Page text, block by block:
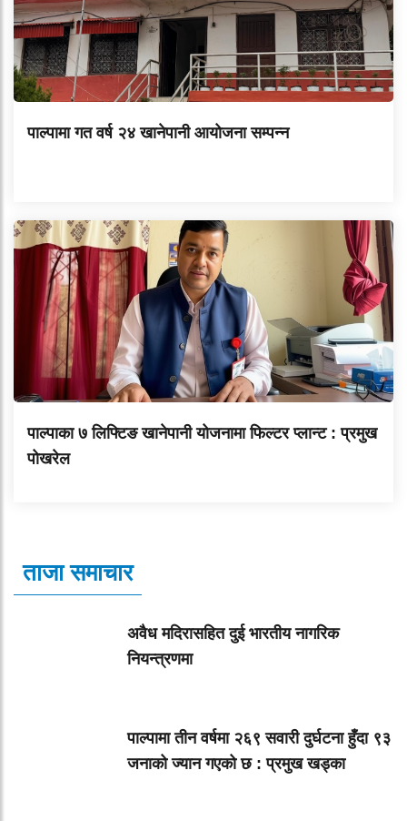
पाल्पामा गत वर्ष २४ खानेपानी आयोजना सम्पन्न
पाल्पाका ७ लिफ्टिङ खानेपानी योजनामा फिल्टर प्लान्ट : प्रमुख
पोखरेल
ताजा समाचार
अवैध मदिरासहित दुई भारतीय नागरिक
नियन्त्रणमा
पाल्पामा तीन वर्षमा २६९ सवारी दुर्घटना हुँदा ९३
जनाको ज्यान गएको छ : प्रमुख खड्का